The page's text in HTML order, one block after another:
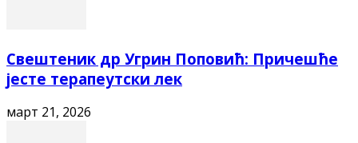
Свештеник др Угрин Поповић: Причешће
јесте терапеутски лек
март 21, 2026